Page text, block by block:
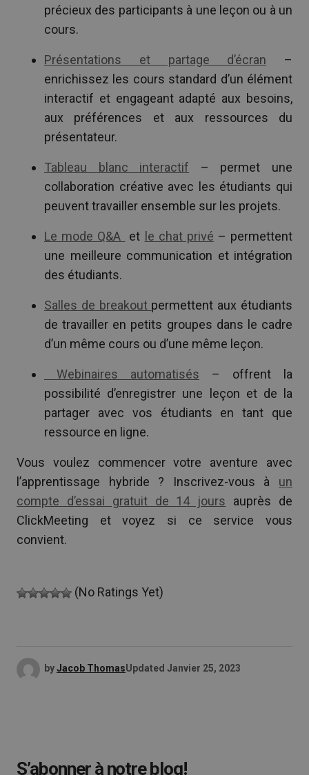
précieux des participants à une leçon ou à un
cours.
Présentations et partage d’écran –
enrichissez les cours standard d’un élément
interactif et engageant adapté aux besoins,
aux préférences et aux ressources du
présentateur.
Tableau blanc interactif – permet une
collaboration créative avec les étudiants qui
peuvent travailler ensemble sur les projets.
Le mode Q&A et le chat privé – permettent
une meilleure communication et intégration
des étudiants.
Salles de breakout permettent aux étudiants
de travailler en petits groupes dans le cadre
d’un même cours ou d’une même leçon.
Webinaires automatisés – offrent la
possibilité d’enregistrer une leçon et de la
partager avec vos étudiants en tant que
ressource en ligne.
Vous voulez commencer votre aventure avec
l’apprentissage hybride ? Inscrivez-vous à un
compte d’essai gratuit de 14 jours auprès de
ClickMeeting et voyez si ce service vous
convient.
(No Ratings Yet)
byJacob ThomasUpdated Janvier 25, 2023
S’abonner à notre blog!